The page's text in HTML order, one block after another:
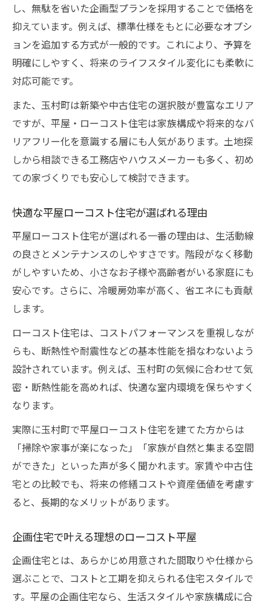
平屋ローコスト住宅と賃貸費用の違いを解
説
購入コストと家賃比較から見る平屋住宅の
魅力
ローコスト企画住宅で得られる経済的メリ
ット
家賃と購入コストのバランスを考えるポイ
ント
将来を見据えた平屋ローコスト住宅の選択
基準
玉村町で叶う快適な平屋生活の秘訣
しへ
玉村町で選ばれる平屋ローコスト住宅の工
夫
玉村町の地域性に合った平屋住宅の選び方
ローコスト企画住宅で実現する快適な住ま
い
ローコスト平屋を検討するなら知っておきたい
平屋・ローコスト住宅を選ぶ際の注意点
企画住宅で見落としがちなポイントまとめ
ローコスト平屋のプラン比較で得する方法
失敗しない平屋ローコスト住宅選びのコツ
点
長く快適に住める平屋住宅設計の工夫
平屋・ローコスト企画住宅の耐久性と工夫
し、無駄を省いた企画型プランを採用することで価格を
抑えています。例えば、標準仕様をもとに必要なオプシ
ョンを追加する方式が一般的です。これにより、予算を
明確にしやすく、将来のライフスタイル変化にも柔軟に
対応可能です。
また、玉村町は新築や中古住宅の選択肢が豊富なエリア
ですが、平屋・ローコスト住宅は家族構成や将来的なバ
リアフリー化を意識する層にも人気があります。土地探
しから相談できる工務店やハウスメーカーも多く、初め
ての家づくりでも安心して検討できます。
快適な平屋ローコスト住宅が選ばれる理由
平屋ローコスト住宅が選ばれる一番の理由は、生活動線
の良さとメンテナンスのしやすさです。階段がなく移動
がしやすいため、小さなお子様や高齢者がいる家庭にも
安心です。さらに、冷暖房効率が高く、省エネにも貢献
します。
ローコスト住宅は、コストパフォーマンスを重視しなが
らも、断熱性や耐震性などの基本性能を損なわないよう
設計されています。例えば、玉村町の気候に合わせて気
密・断熱性能を高めれば、快適な室内環境を保ちやすく
なります。
実際に玉村町で平屋ローコスト住宅を建てた方からは
「掃除や家事が楽になった」「家族が自然と集まる空間
ができた」といった声が多く聞かれます。家賃や中古住
宅との比較でも、将来の修繕コストや資産価値を考慮す
ると、長期的なメリットがあります。
企画住宅で叶える理想のローコスト平屋
企画住宅とは、あらかじめ用意された間取りや仕様から
選ぶことで、コストと工期を抑えられる住宅スタイルで
す。平屋の企画住宅なら、生活スタイルや家族構成に合